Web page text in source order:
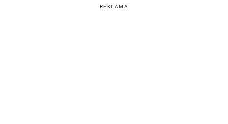
REKLAMA